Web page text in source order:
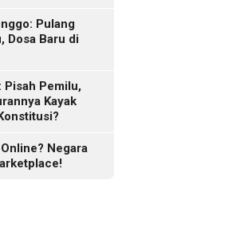
Pulang
Dosa Baru di
Pisah Pemilu,
Kayak
Negara